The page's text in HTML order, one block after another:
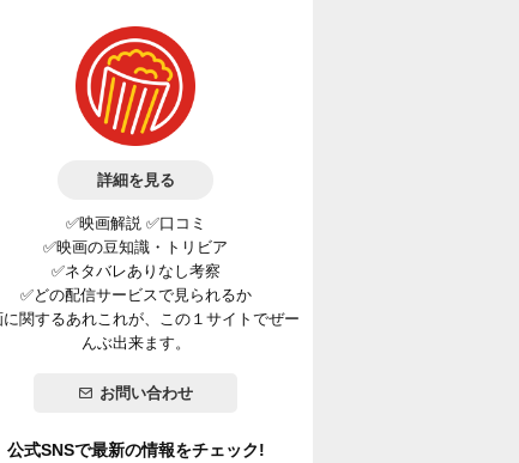
詳細を見る
✅映画解説 ✅口コミ
✅映画の豆知識・トリビア
✅ネタバレありなし考察
✅どの配信サービスで見られるか
に関するあれこれが、この１サイトでぜー
んぶ出来ます。
お問い合わせ
公式SNSで最新の情報をチェック!